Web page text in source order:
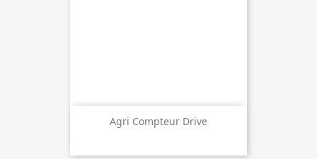
Agri Compteur Drive